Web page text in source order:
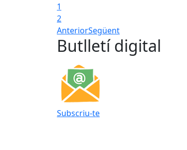
1
2
AnteriorSegüent
Butlletí digital
Subscriu-te